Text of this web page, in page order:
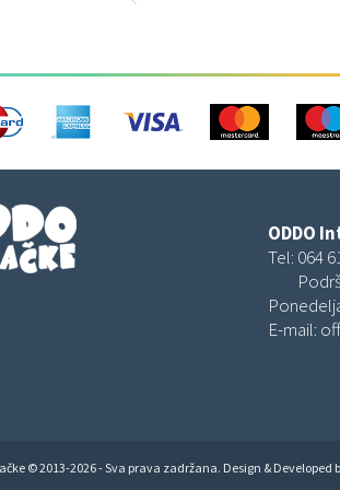
ODDO
Tel: 064
E-mail:
© 2013-2026 - Sva prava zadržana. Design & Developed